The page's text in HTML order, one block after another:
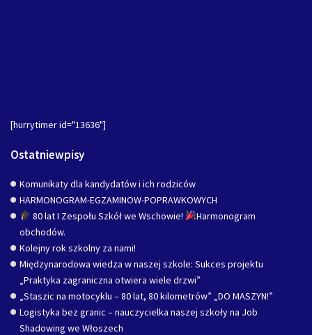
[hurrytimer id="13636"]
Ostatniewpisy
Komunikaty dla kandydatów i ich rodziców
HARMONOGRAM-EGZAMINOW-POPRAWKOWYCH
80 lat I Zespołu Szkół we Wschowie!
Harmonogram
obchodów.
Kolejny rok szkolny za nami!
Międzynarodowa wiedza w naszej szkole: Sukces projektu
„Praktyka zagraniczna otwiera wiele drzwi”
„Staszic na motocyklu – 80 lat, 80 kilometrów” „DO MASZYN!”
Logistyka bez granic – nauczycielka naszej szkoły na Job
Shadowing we Włoszech